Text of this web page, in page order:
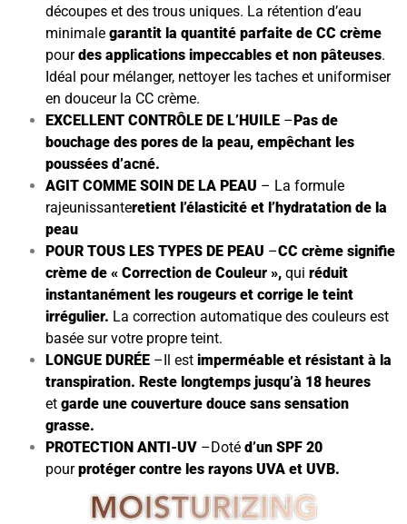
découpes et des trous uniques. La rétention d’eau
minimale garantit la quantité parfaite de CC crème
pourdes applications impeccables et non pâteuses.
Idéal pour mélanger, nettoyer les taches et uniformiser
en douceur la CC crème.
EXCELLENT CONTRÔLE DE L’HUILE – Pas de
bouchage des pores de la peau, empêchant les
poussées d’acné.
AGIT COMME SOIN DE LA PEAU – La formule
rajeunissanteretient l’élasticité et l’hydratation de la
peau
POUR TOUS LES TYPES DE PEAU –CC crème signifie
crème de « Correction de Couleur », qui réduit
instantanément les rougeurs et corrige le teint
irrégulier. La correction automatique des couleurs est
basée sur votre propre teint.
LONGUE DURÉE – Il est imperméable et résistant à la
transpiration. Reste longtemps jusqu’à 18 heures
et garde une couverture douce sans sensation
grasse.
PROTECTION ANTI-UV –Doté d’un SPF 20
pourprotéger contre les rayons UVA et UVB.